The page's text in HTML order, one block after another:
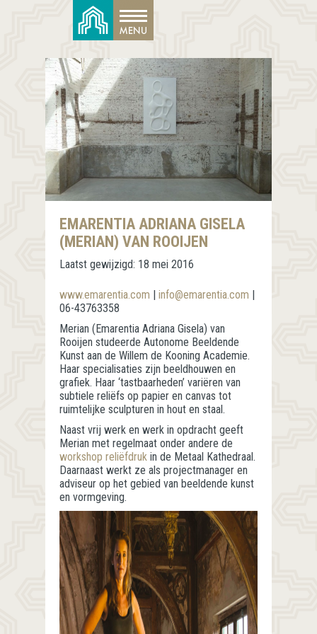
EMARENTIA ADRIANA GISELA
(MERIAN) VAN ROOIJEN
Laatst gewijzigd: 18 mei 2016
www.emarentia.com | info@emarentia.com |
06-43763358
Merian (Emarentia Adriana Gisela) van
Rooijen studeerde Autonome Beeldende
Kunst aan de Willem de Kooning Academie.
Haar specialisaties zijn beeldhouwen en
grafiek. Haar ‘tastbaarheden’ variëren van
subtiele reliëfs op papier en canvas tot
ruimtelijke sculpturen in hout en staal.
Naast vrij werk en werk in opdracht geeft
Merian met regelmaat onder andere de
workshop reliëfdruk in de Metaal Kathedraal.
Daarnaast werkt ze als projectmanager en
adviseur op het gebied van beeldende kunst
en vormgeving.